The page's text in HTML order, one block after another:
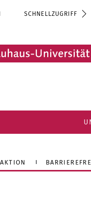
SCHNELLZUGRIFF